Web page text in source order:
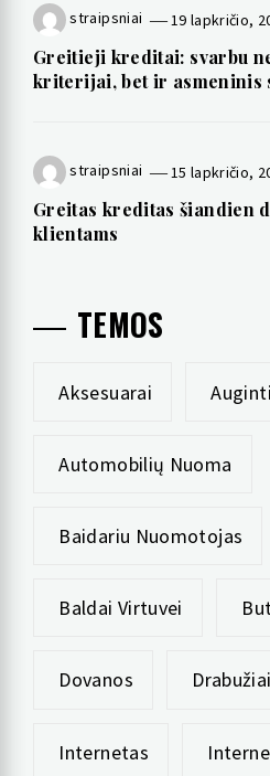
straipsniai 19 lapkričio,
Greitieji kreditai: svarbu
kriterijai, bet ir asmeninis
straipsniai 15 lapkričio,
Greitas kreditas šiandien
klientams
TEMOS
Aksesuarai
Automobilių Nuoma
Baidariu Nuomotojas
Baldai Virtuvei
Dovanos Drabužiai
Internetas